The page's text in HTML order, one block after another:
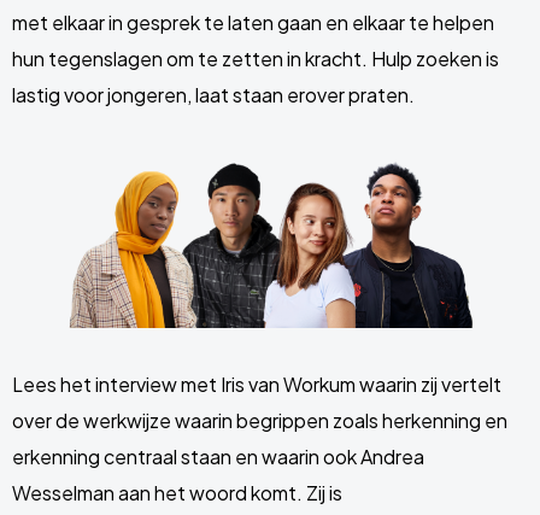
met elkaar in gesprek te laten gaan en elkaar te helpen
hun tegenslagen om te zetten in kracht. Hulp zoeken is
lastig voor jongeren, laat staan erover praten.
Lees het interview met Iris van Workum waarin zij vertelt
over de werkwijze waarin begrippen zoals herkenning en
erkenning centraal staan en waarin ook Andrea
Wesselman aan het woord komt. Zij is